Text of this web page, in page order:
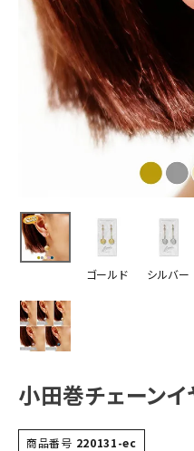
ゴールド シルバー
小田巻チェーンイ
商品番号 220131-ec